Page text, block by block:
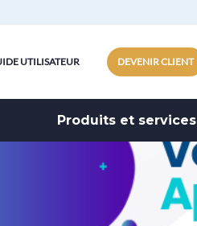
DEVENIR CLIENT
UTILISATEUR
Produits et services